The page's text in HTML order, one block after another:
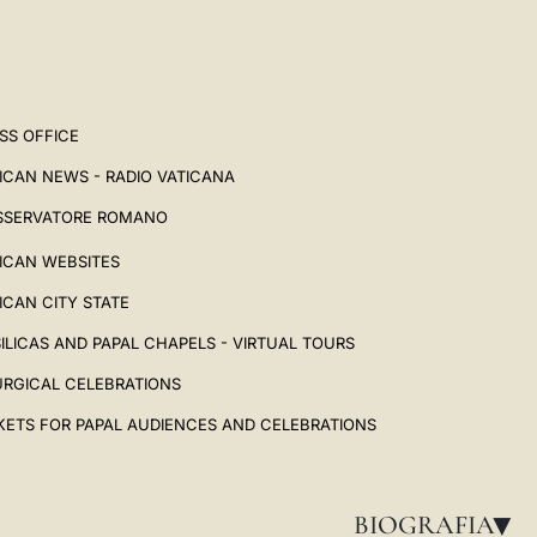
BIOGRAFIA▸
OFFICE
NEWS - RADIO VATICANA
ROMANO
WEBSITES
CITY STATE
AND PAPAL CHAPELS - VIRTUAL TOURS
CELEBRATIONS
FOR PAPAL AUDIENCES AND CELEBRATIONS